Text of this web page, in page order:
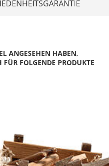
ANGESEHEN HABEN,
FÜR FOLGENDE PRODUKTE